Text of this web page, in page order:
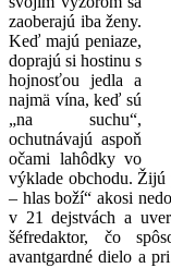
zaoberajú iba ženy.
Keď majú peniaze,
doprajú si hostinu s
hojnosťou jedla a
najmä vína, keď sú
„na suchu“,
ochutnávajú aspoň
očami lahôdky vo
výklade obchodu. Žijú
– hlas boží“ akosi
v 21 dejstvách a
šéfredaktor, čo
avantgardné dielo a